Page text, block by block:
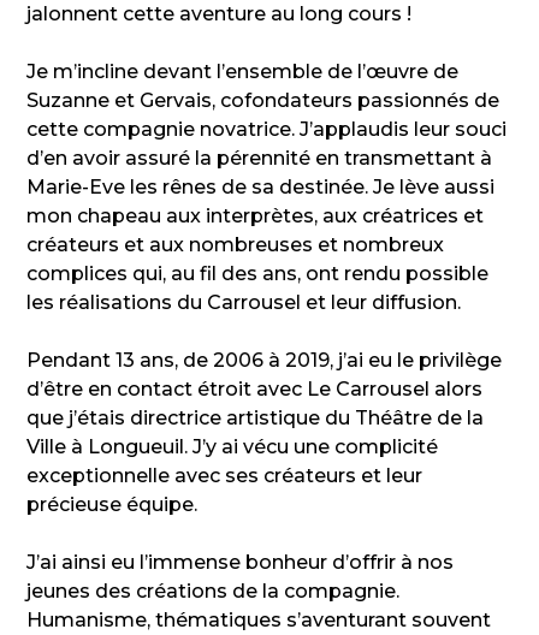
jalonnent cette aventure au long cours !
Je m’incline devant l’ensemble de l’œuvre de
Suzanne et Gervais, cofondateurs passionnés de
cette compagnie novatrice. J’applaudis leur souci
d’en avoir assuré la pérennité en transmettant à
Marie-Eve les rênes de sa destinée. Je lève aussi
mon chapeau aux interprètes, aux créatrices et
créateurs et aux nombreuses et nombreux
complices qui, au fil des ans, ont rendu possible
les réalisations du Carrousel et leur diffusion.
Pendant 13 ans, de 2006 à 2019, j’ai eu le privilège
d’être en contact étroit avec Le Carrousel alors
que j’étais directrice artistique du Théâtre de la
Ville à Longueuil. J’y ai vécu une complicité
exceptionnelle avec ses créateurs et leur
précieuse équipe.
J’ai ainsi eu l’immense bonheur d’offrir à nos
jeunes des créations de la compagnie.
Humanisme, thématiques s’aventurant souvent